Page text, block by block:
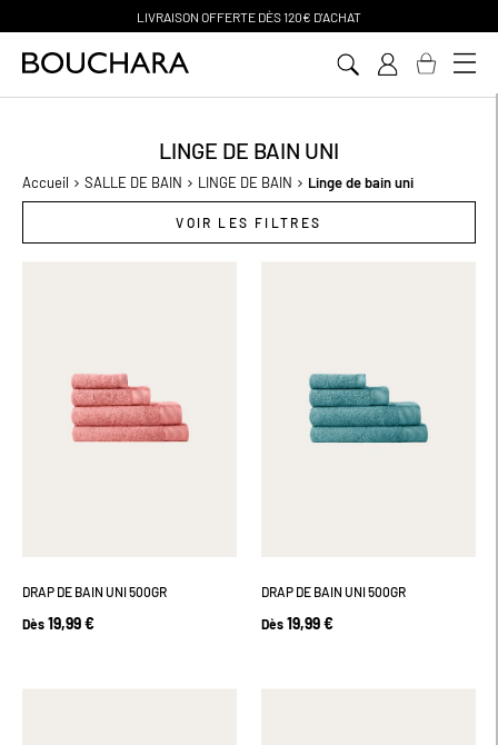
PAIEMENT EN 3 SANS FRAIS
LINGE DE BAIN UNI
Accueil SALLE DE BAIN LINGE DE BAIN Linge de bain uni
VOIR LES FILTRES
DRAP DE BAIN UNI 500GR
Dès 19,99 €
DRAP DE BAIN UNI 500GR
Dès 19,99 €